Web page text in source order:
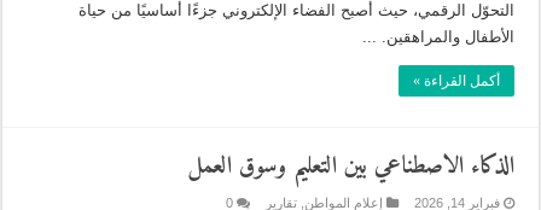
التحوّل الرقمي، حيث أصبح الفضاء الإلكتروني جزءًا أساسيًا من حياة
الأطفال والمراهقين. ...
أكمل القراءة »
الذكاء الاصطناعي بين التعليم وسوق العمل
فبراير 14, 2026 إعلام المواطن ,تقارير 0